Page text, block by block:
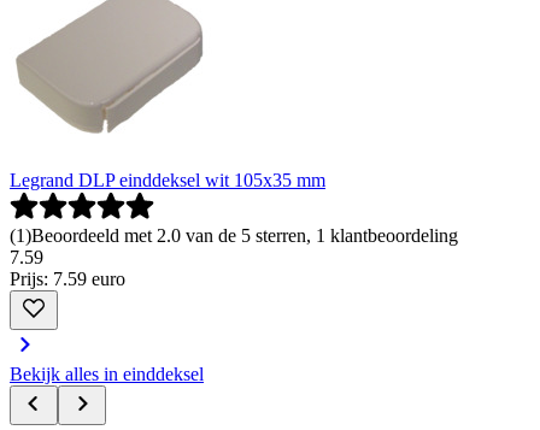
Legrand DLP einddeksel wit 105x35 mm
(1)Beoordeeld met 2.0 van de 5 sterren, 1 klantbeoordeling
7.59
Prijs: 7.59 euro
Bekijk alles in einddeksel